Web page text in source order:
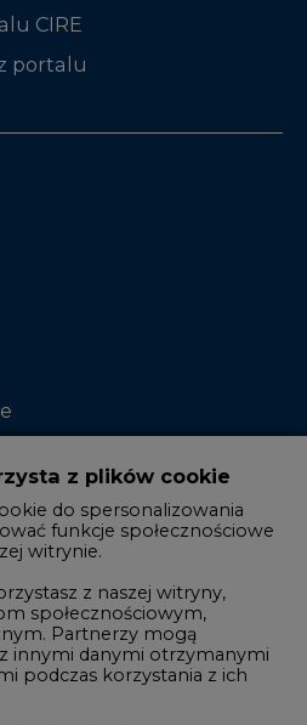
CIRE
portalu
z plików cookie
do spersonalizowania
funkcje społecznościowe
witrynie.
z naszej witryny,
społecznościowym,
Partnerzy mogą
innymi danymi otrzymanymi
podczas korzystania z ich